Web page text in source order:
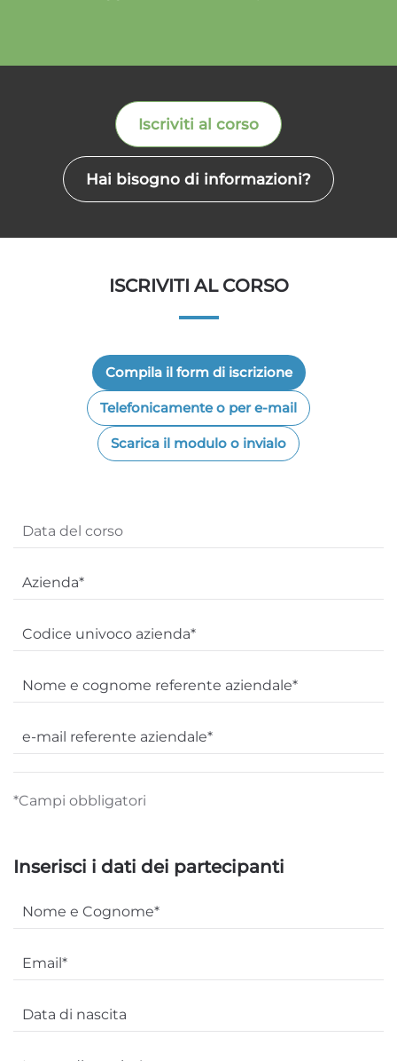
Iscriviti al corso
Hai bisogno di informazioni?
ISCRIVITI AL CORSO
Compila il form di iscrizione
Telefonicamente o per e-mail
Scarica il modulo o invialo
*Campi obbligatori
Inserisci i dati dei partecipanti